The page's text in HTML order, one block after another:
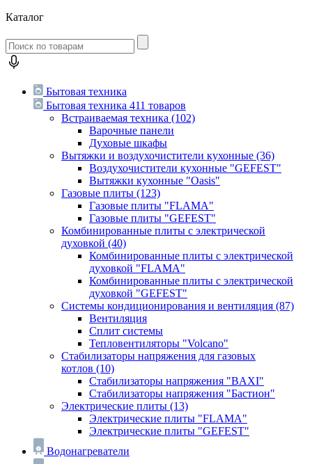
Каталог
Бытовая техника
Бытовая техника 411 товаров
Встраиваемая техника (102)
Варочные панели
Духовые шкафы
Вытяжки и воздухочистители кухонные (36)
Воздухочистители кухонные "GEFEST"
Вытяжки кухонные "Oasis"
Газовые плиты (123)
Газовые плиты "FLAMA"
Газовые плиты "GEFEST"
Комбинированные плиты с электрической
духовкой (40)
Комбинированные плиты с электрической
духовкой "FLAMA"
Комбинированные плиты с электрической
духовкой "GEFEST"
Системы кондиционирования и вентиляция (87)
Вентиляция
Сплит системы
Тепловентиляторы "Volcano"
Стабилизаторы напряжения для газовых
котлов (10)
Стабилизаторы напряжения "BAXI"
Стабилизаторы напряжения "Бастион"
Электрические плиты (13)
Электрические плиты "FLAMA"
Электрические плиты "GEFEST"
Водонагреватели